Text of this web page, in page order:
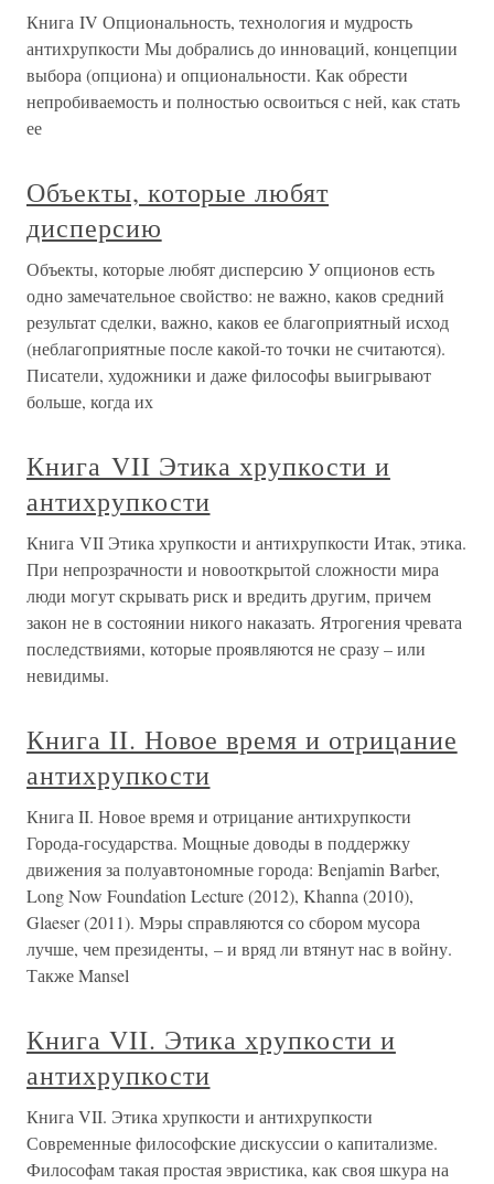
Книга IV Опциональность, технология и мудрость
антихрупкости Мы добрались до инноваций, концепции
выбора (опциона) и опциональности. Как обрести
непробиваемость и полностью освоиться с ней, как стать
ее
Объекты, которые любят
дисперсию
Объекты, которые любят дисперсию У опционов есть
одно замечательное свойство: не важно, каков средний
результат сделки, важно, каков ее благоприятный исход
(неблагоприятные после какой-то точки не считаются).
Писатели, художники и даже философы выигрывают
больше, когда их
Книга VII Этика хрупкости и
антихрупкости
Книга VII Этика хрупкости и антихрупкости Итак, этика.
При непрозрачности и новооткрытой сложности мира
люди могут скрывать риск и вредить другим, причем
закон не в состоянии никого наказать. Ятрогения чревата
последствиями, которые проявляются не сразу – или
невидимы.
Книга II. Новое время и отрицание
антихрупкости
Книга II. Новое время и отрицание антихрупкости
Города-государства. Мощные доводы в поддержку
движения за полуавтономные города: Benjamin Barber,
Long Now Foundation Lecture (2012), Khanna (2010),
Glaeser (2011). Мэры справляются со сбором мусора
лучше, чем президенты, – и вряд ли втянут нас в войну.
Также Mansel
Книга VII. Этика хрупкости и
антихрупкости
Книга VII. Этика хрупкости и антихрупкости
Современные философские дискуссии о капитализме.
Философам такая простая эвристика, как своя шкура на